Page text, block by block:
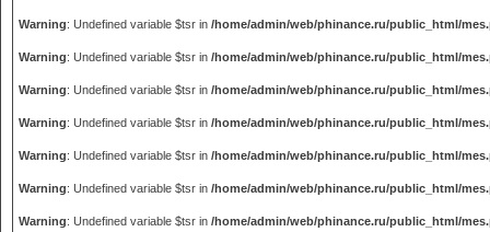
Warning: Undefined variable $tsr in /home/admin/web/phinance.ru/public_html/
Warning: Undefined variable $tsr in /home/admin/web/phinance.ru/public_html/
Warning: Undefined variable $tsr in /home/admin/web/phinance.ru/public_html/
Warning: Undefined variable $tsr in /home/admin/web/phinance.ru/public_html/
Warning: Undefined variable $tsr in /home/admin/web/phinance.ru/public_html/
Warning: Undefined variable $tsr in /home/admin/web/phinance.ru/public_html/
Warning: Undefined variable $tsr in /home/admin/web/phinance.ru/public_html/